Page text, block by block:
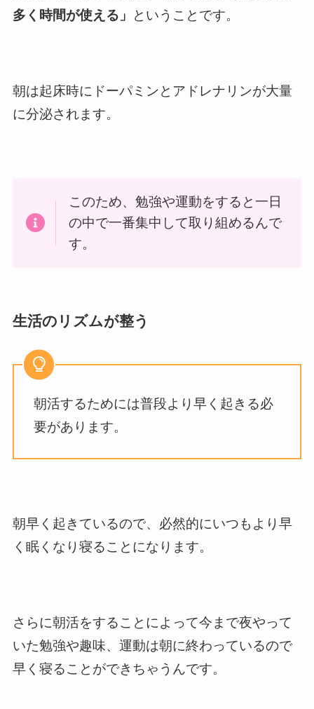
多く時間が使える」
ということです。
朝は起床時にドーパミンとアドレナリンが大量
に分泌されます。
このため、勉強や運動をすると一日
の中で一番集中して取り組めるんで
す。
生活のリズムが整う
朝活するためには普段より早く起きる必
要があります。
朝早く起きているので、必然的にいつもより早
く眠くなり寝ることになります。
さらに朝活をすることによって今まで夜やって
いた勉強や趣味、運動は朝に終わっているので
早く寝ることができちゃうんです。